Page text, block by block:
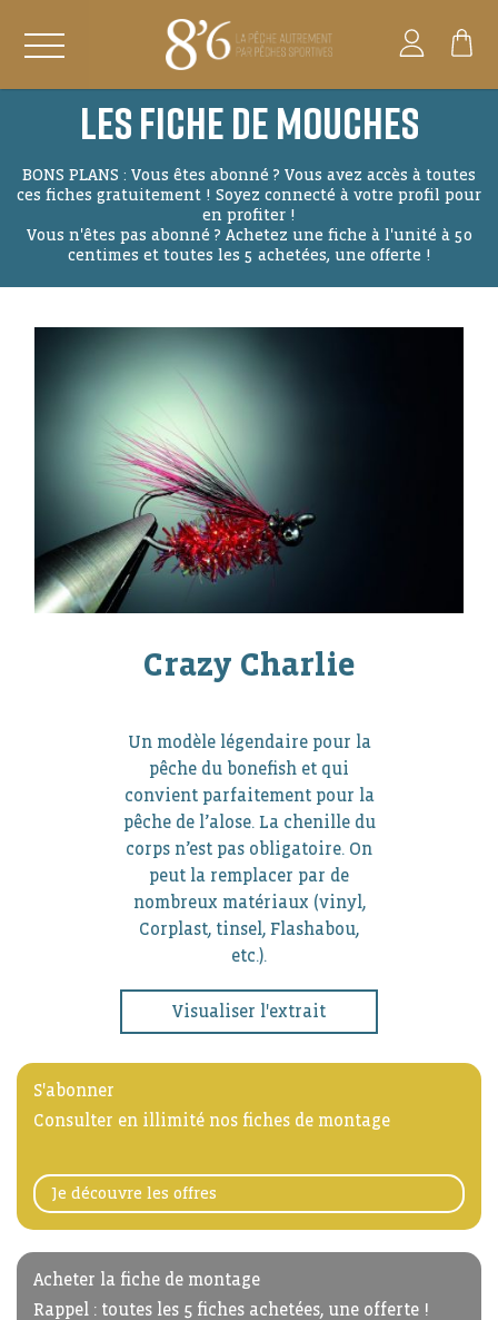
Les Fiche de Mouches
BONS PLANS : Vous êtes abonné ? Vous avez accès à toutes
ces fiches gratuitement ! Soyez connecté à votre profil pour
en profiter !
Vous n'êtes pas abonné ? Achetez une fiche à l'unité à 50
centimes et toutes les 5 achetées, une offerte !
Crazy Charlie
Un modèle légendaire pour la
pêche du bonefish et qui
convient parfaitement pour la
pêche de l’alose. La chenille du
corps n’est pas obligatoire. On
peut la remplacer par de
nombreux matériaux (vinyl,
Corplast, tinsel, Flashabou,
etc.).
Visualiser l'extrait
S'abonner
Consulter en illimité nos fiches de montage
Je découvre les offres
Acheter la fiche de montage
Rappel : toutes les 5 fiches achetées, une offerte !